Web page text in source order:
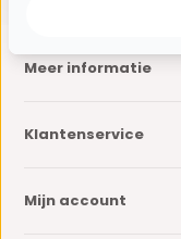
Meer informatie
Klantenservice
Mijn account